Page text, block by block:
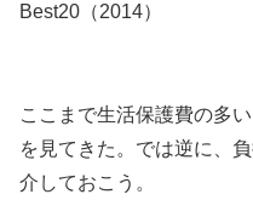
Best20（2014）
ここまで生活保護費の多
を見てきた。では逆に、
介しておこう。